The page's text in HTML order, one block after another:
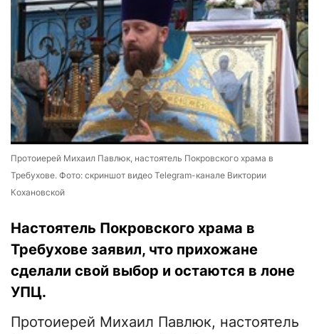
Протоиерей Михаил Павлюк, настоятель Покровского храма в
Требухове. Фото: скриншот видео Telegram-канале Виктории
Кохановской
Настоятель Покровского храма в
Требухове заявил, что прихожане
сделали свой выбор и остаются в лоне
УПЦ.
Протоиерей Михаил Павлюк, настоятель